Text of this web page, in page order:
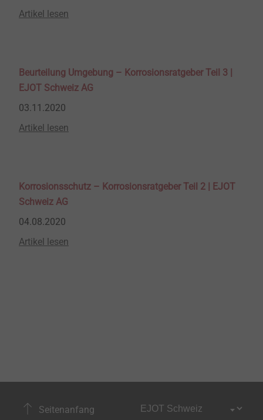
Artikel lesen
Beurteilung Umgebung – Korrosionsratgeber Teil 3 |
EJOT Schweiz AG
03.11.2020
Artikel lesen
Korrosionsschutz – Korrosionsratgeber Teil 2 | EJOT
Schweiz AG
04.08.2020
Artikel lesen
Seitenanfang